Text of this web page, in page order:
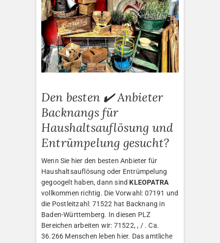
Den besten ✔️ Anbieter
Backnangs für
Haushaltsauflösung und
Entrümpelung gesucht?
Wenn Sie hier den besten Anbieter für
Haushaltsauflösung oder Entrümpelung
gegoogelt haben, dann sind KLEOPATRA
vollkommen richtig. Die Vorwahl: 07191 und
die Postleitzahl: 71522 hat Backnang in
Baden-Württemberg. In diesen PLZ
Bereichen arbeiten wir: 71522, , / . Ca.
36.266 Menschen leben hier. Das amtliche